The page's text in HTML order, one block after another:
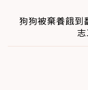
狗狗被棄養餓到